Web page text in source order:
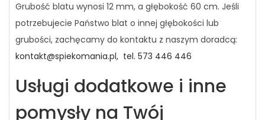
Grubość blatu wynosi 12 mm, a głębokość 60 cm. Jeśli
potrzebujecie Państwo blat o innej głębokości lub
grubości, zachęcamy do kontaktu z naszym doradcą:
kontakt@spiekomania.pl, tel. 573 446 446
Usługi dodatkowe i inne
pomysły na Twój